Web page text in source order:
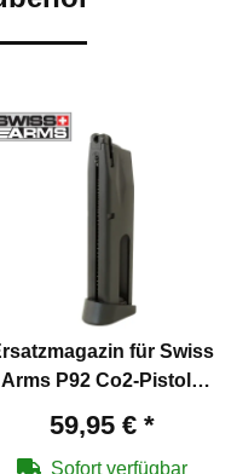
für Swiss
Arms P92 Co2-Pistole
59,95 € *
Sofort verfügbar